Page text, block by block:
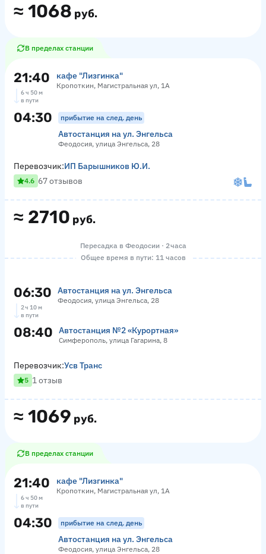
≈ 1068 руб.
В пределах станции
21:40 кафе "Лизгинка"
Кропоткин, Магистральная ул, 1А
6 ч 50 м
в пути
04:30 прибытие на след. день
Автостанция на ул. Энгельса
Феодосия, улица Энгельса, 28
≈ 2710 руб.
Перевозчик:ИП Барышников Ю.И.
4.6 67 отзывов
Пересадка в Феодосии · 2 часа
Общее время в пути: 11 часов
06:30 Автостанция на ул. Энгельса
Феодосия, улица Энгельса, 28
2 ч 10 м
в пути
08:40 Автостанция №2 «Курортная»
Симферополь, улица Гагарина, 8
≈ 1069 руб.
Перевозчик:Усв Транс
5 1 отзыв
В пределах станции
21:40 кафе "Лизгинка"
Кропоткин, Магистральная ул, 1А
6 ч 50 м
в пути
04:30 прибытие на след. день
Автостанция на ул. Энгельса
Феодосия, улица Энгельса, 28